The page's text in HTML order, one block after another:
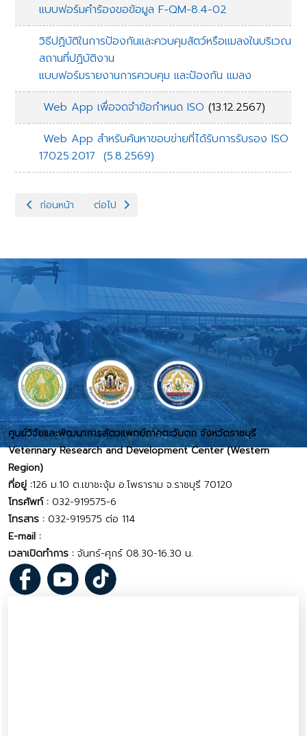
แบบฟอร์มคำร้องขอข้อมูล F-QM-8.4-02
วิธีปฏิบัติในการป้องกันและควบคุมสัตว์หรือแมลงในบริเวณ
สถานที่ปฏิบัติงาน
แบบฟอร์มรายงานการควบคุม และป้องกัน แมลง
Web App เพื่อจดจำข้อกำหนด ISO (13.12.2567)
Web App สำหรับค้นหาขอบข่ายที่ได้รับการรับรอง ISO
17025:2017(5.8.2569)
เนื้อหาก่อนหน้า: ผลการดำเนินงานตามตัวชี้วัดรายบุคคลของผู้บริหา
ก่อนหน้า เนื้อหาถัดไป: รางวัลแห่งความภาคภูมิใจ
ต่อไป
ศูนย์วิจัยและพัฒนาการสัตวแพทย์ภาคตะวันตก จังหวัดราชบุรี
Veterinary Research and Development Center (Western
Region)
ที่อยู่ :126 ม.10 ต.เขาชะงุ้ม อ.โพธาราม จ.ราชบุรี 70120
โทรศัพท์ : 032-919575-6
โทรสาร : 032-919575 ต่อ 114
E-mail :
เวลาเปิดทำการ : จันทร์-ศุกร์ 08.30-16.30 น.